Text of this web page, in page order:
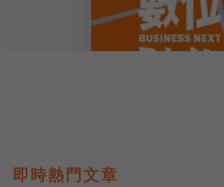
即時熱門文章